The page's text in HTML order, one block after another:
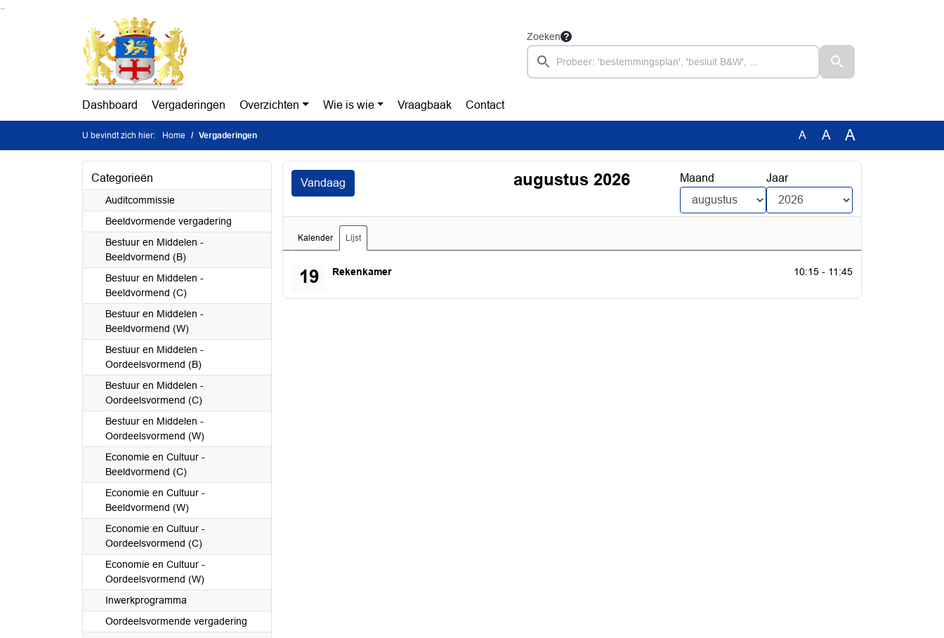
Ga naar de inhoud van deze pagina
Zoeken
Dashboard Vergaderingen Overzichten Wie is wie Vraagbaak Contact
U bevindt zich hier: Home Vergaderingen A A A
Categorieën
Auditcommissie
Beeldvormende vergadering
Bestuur en Middelen -
Beeldvormend (B)
Bestuur en Middelen -
Beeldvormend (C)
Bestuur en Middelen -
Beeldvormend (W)
Bestuur en Middelen -
Oordeelsvormend (B)
Bestuur en Middelen -
Oordeelsvormend (C)
Bestuur en Middelen -
Oordeelsvormend (W)
Economie en Cultuur -
Beeldvormend (C)
Economie en Cultuur -
Beeldvormend (W)
Economie en Cultuur -
Oordeelsvormend (C)
Economie en Cultuur -
Oordeelsvormend (W)
Inwerkprogramma
Oordeelsvormende vergadering
Vandaag augustus 2026 Maand Jaar
Kalender Lijst
19 Rekenkamer
woensdag 19 augustus 2026 10:15 - 11:45